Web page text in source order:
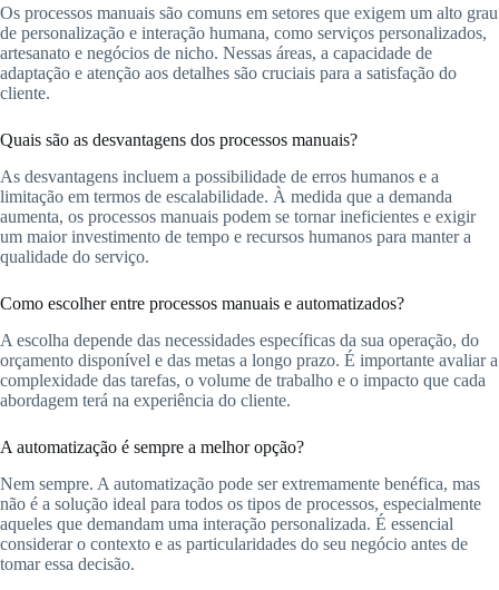
Os processos manuais são comuns em setores que exigem um alto grau
de personalização e interação humana, como serviços personalizados,
artesanato e negócios de nicho. Nessas áreas, a capacidade de
adaptação e atenção aos detalhes são cruciais para a satisfação do
cliente.
Quais são as desvantagens dos processos manuais?
As desvantagens incluem a possibilidade de erros humanos e a
limitação em termos de escalabilidade. À medida que a demanda
aumenta, os processos manuais podem se tornar ineficientes e exigir
um maior investimento de tempo e recursos humanos para manter a
qualidade do serviço.
Como escolher entre processos manuais e automatizados?
A escolha depende das necessidades específicas da sua operação, do
orçamento disponível e das metas a longo prazo. É importante avaliar a
complexidade das tarefas, o volume de trabalho e o impacto que cada
abordagem terá na experiência do cliente.
A automatização é sempre a melhor opção?
Nem sempre. A automatização pode ser extremamente benéfica, mas
não é a solução ideal para todos os tipos de processos, especialmente
aqueles que demandam uma interação personalizada. É essencial
considerar o contexto e as particularidades do seu negócio antes de
tomar essa decisão.